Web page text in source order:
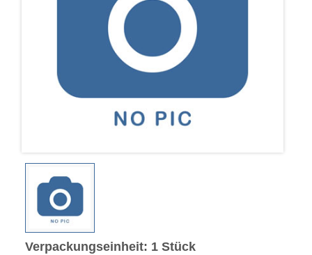
Verpackungseinheit: 1 Stück